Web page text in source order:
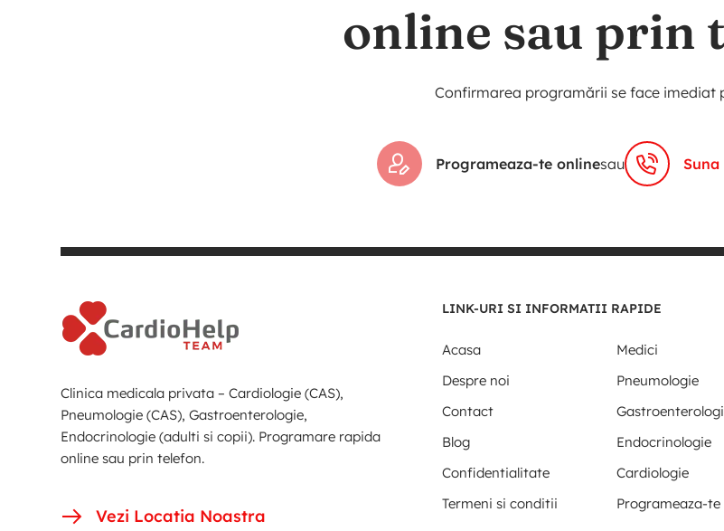
online sau prin
Confirmarea programării se face imediat
Programeaza-te onlinesau Suna
Clinica medicala privata – Cardiologie (CAS),
Pneumologie (CAS), Gastroenterologie,
Endocrinologie (adulti si copii). Programare rapida
online sau prin telefon.
Vezi Locatia Noastra
LINK-URI SI INFORMATII RAPIDE
Acasa
Medici
Despre noi
Pneumologie
Contact
Blog
Endocrinologie
Confidentialitate
Cardiologie
Termeni si conditii
Programeaza-te